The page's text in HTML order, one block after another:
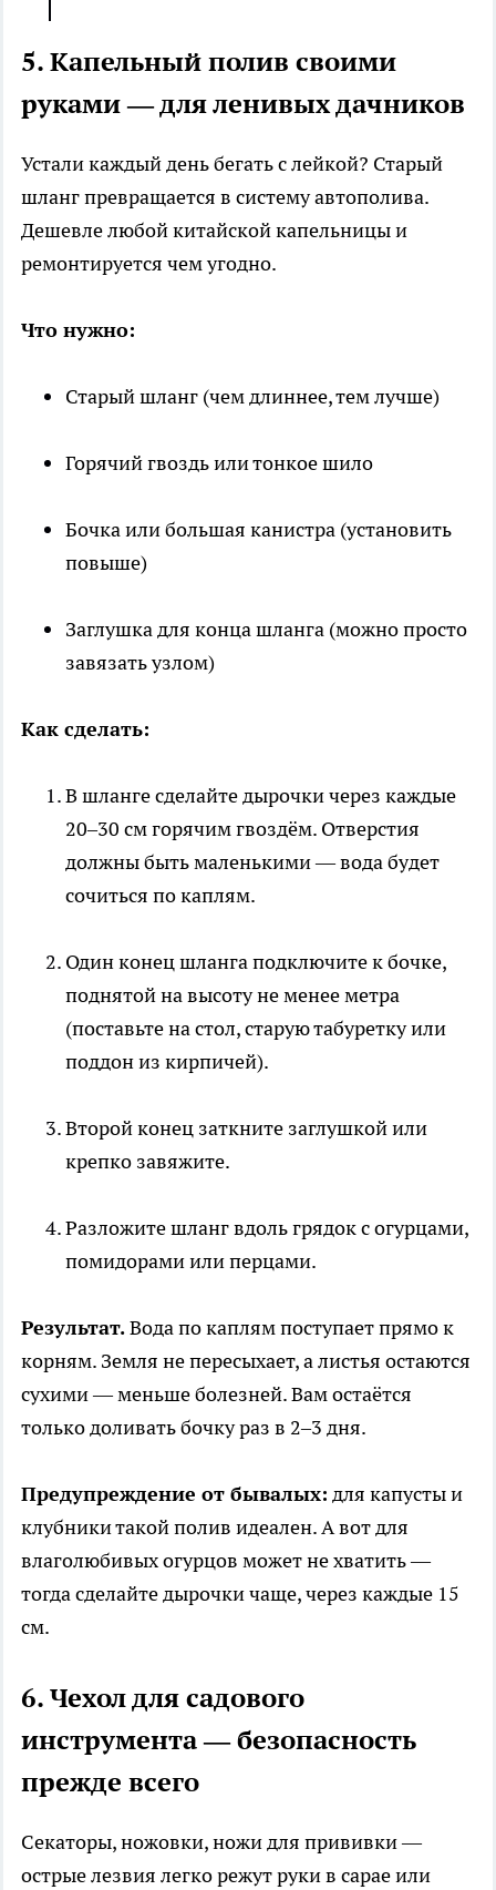
5. Капельный полив своими
руками — для ленивых дачников
Устали каждый день бегать с лейкой? Старый
шланг превращается в систему автополива.
Дешевле любой китайской капельницы и
ремонтируется чем угодно.
Что нужно:
Старый шланг (чем длиннее, тем лучше)
Горячий гвоздь или тонкое шило
Бочка или большая канистра (установить
повыше)
Заглушка для конца шланга (можно просто
завязать узлом)
Как сделать:
В шланге сделайте дырочки через каждые
20–30 см горячим гвоздём. Отверстия
должны быть маленькими — вода будет
сочиться по каплям.
Один конец шланга подключите к бочке,
поднятой на высоту не менее метра
(поставьте на стол, старую табуретку или
поддон из кирпичей).
Второй конец заткните заглушкой или
крепко завяжите.
Разложите шланг вдоль грядок с огурцами,
помидорами или перцами.
Результат.Вода по каплям поступает прямо к
корням. Земля не пересыхает, а листья остаются
сухими — меньше болезней. Вам остаётся
только доливать бочку раз в 2–3 дня.
Предупреждение от бывалых: для капусты и
клубники такой полив идеален. А вот для
влаголюбивых огурцов может не хватить —
тогда сделайте дырочки чаще, через каждые 15
см.
6. Чехол для садового
инструмента — безопасность
прежде всего
Секаторы, ножовки, ножи для прививки —
острые лезвия легко режут руки в сарае или